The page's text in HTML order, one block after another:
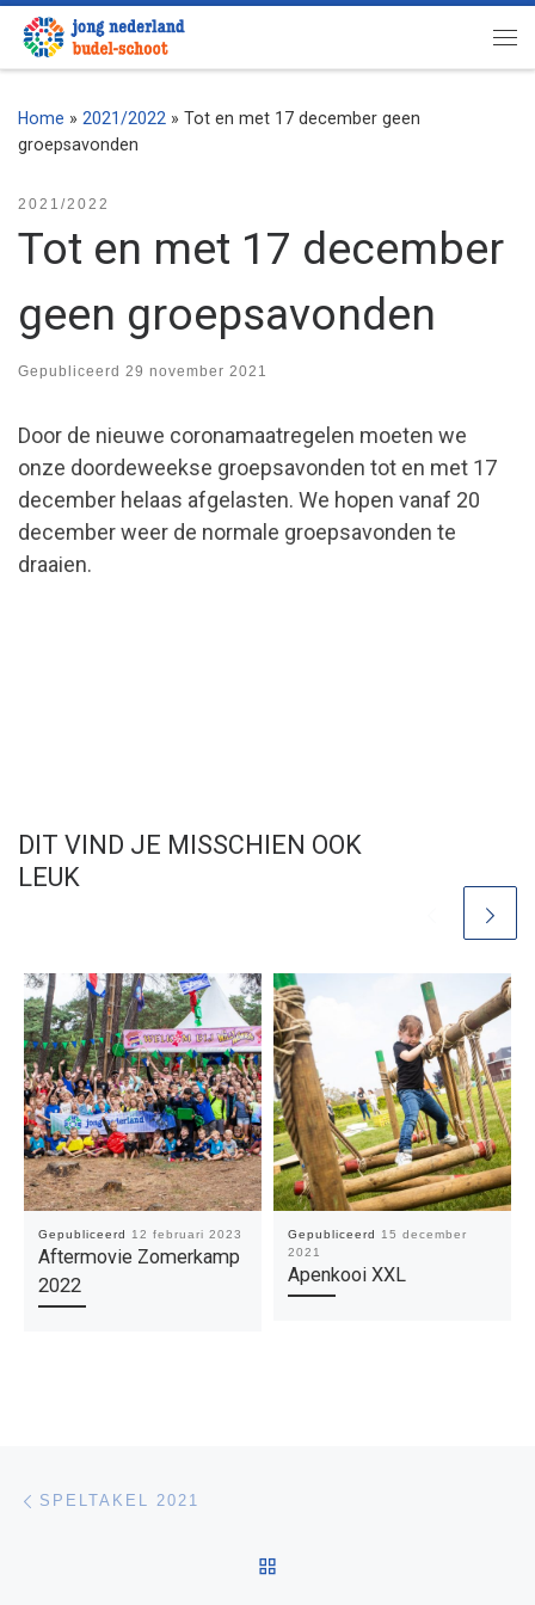
Ga naar inhoud
Home » 2021/2022 » Tot en met 17 december geen
groepsavonden
2021/2022
Tot en met 17 december
geen groepsavonden
Gepubliceerd 29 november 2021
Door de nieuwe coronamaatregelen moeten we
onze doordeweekse groepsavonden tot en met 17
december helaas afgelasten. We hopen vanaf 20
december weer de normale groepsavonden te
draaien.
DIT VIND JE MISSCHIEN OOK
LEUK
Gepubliceerd 12 februari 2023
Aftermovie Zomerkamp
2022
Gepubliceerd
15 december
2021
Apenkooi XXL
Bericht navigatie
SPELTAKEL 2021